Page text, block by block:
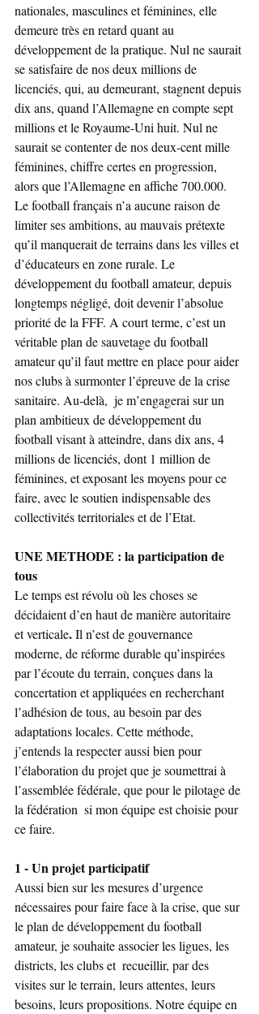
nationales, masculines et féminines, elle
demeure très en retard quant au
développement de la pratique. Nul ne saurait
se satisfaire de nos deux millions de
licenciés, qui, au demeurant, stagnent depuis
dix ans, quand l’Allemagne en compte sept
millions et le Royaume-Uni huit. Nul ne
saurait se contenter de nos deux-cent mille
féminines, chiffre certes en progression,
alors que l’Allemagne en affiche 700.000.
Le football français n’a aucune raison de
limiter ses ambitions, au mauvais prétexte
qu’il manquerait de terrains dans les villes et
d’éducateurs en zone rurale. Le
développement du football amateur, depuis
longtemps négligé, doit devenir l’absolue
priorité de la FFF. A court terme, c’est un
véritable plan de sauvetage du football
amateur qu’il faut mettre en place pour aider
nos clubs à surmonter l’épreuve de la crise
sanitaire. Au-delà,  je m’engagerai sur un
plan ambitieux de développement du
football visant à atteindre, dans dix ans, 4
millions de licenciés, dont 1 million de
féminines, et exposant les moyens pour ce
faire, avec le soutien indispensable des
collectivités territoriales et de l’Etat.
UNE METHODE : la participation de
tous
Le temps est révolu où les choses se
décidaient d’en haut de manière autoritaire
et verticale. Il n’est de gouvernance
moderne, de réforme durable qu’inspirées
par l’écoute du terrain, conçues dans la
concertation et appliquées en recherchant
l’adhésion de tous, au besoin par des
adaptations locales. Cette méthode,
j’entends la respecter aussi bien pour
l’élaboration du projet que je soumettrai à
l’assemblée fédérale, que pour le pilotage de
la fédération  si mon équipe est choisie pour
ce faire.
1 - Un projet participatif
Aussi bien sur les mesures d’urgence
nécessaires pour faire face à la crise, que sur
le plan de développement du football
amateur, je souhaite associer les ligues, les
districts, les clubs et  recueillir, par des
visites sur le terrain, leurs attentes, leurs
besoins, leurs propositions. Notre équipe en